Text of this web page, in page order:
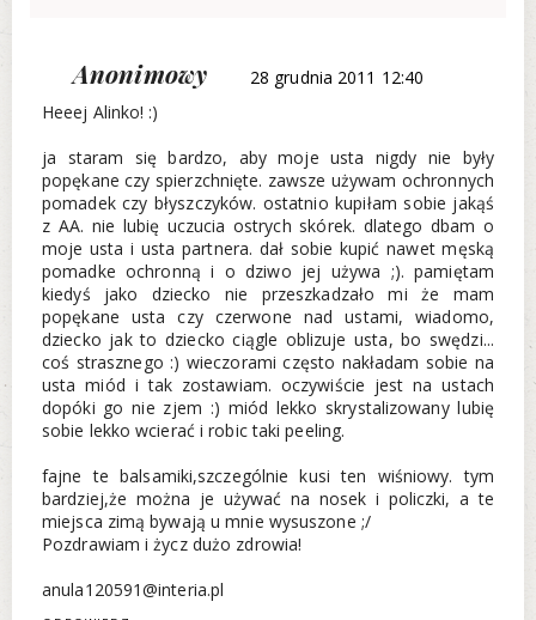
Anonimowy
28 grudnia 2011 12:40
Heeej Alinko! :)
ja staram się bardzo, aby moje usta nigdy nie były
popękane czy spierzchnięte. zawsze używam ochronnych
pomadek czy błyszczyków. ostatnio kupiłam sobie jakąś
z AA. nie lubię uczucia ostrych skórek. dlatego dbam o
moje usta i usta partnera. dał sobie kupić nawet męską
pomadke ochronną i o dziwo jej używa ;). pamiętam
kiedyś jako dziecko nie przeszkadzało mi że mam
popękane usta czy czerwone nad ustami, wiadomo,
dziecko jak to dziecko ciągle oblizuje usta, bo swędzi...
coś strasznego :) wieczorami często nakładam sobie na
usta miód i tak zostawiam. oczywiście jest na ustach
dopóki go nie zjem :) miód lekko skrystalizowany lubię
sobie lekko wcierać i robic taki peeling.
fajne te balsamiki,szczególnie kusi ten wiśniowy. tym
bardziej,że można je używać na nosek i policzki, a te
miejsca zimą bywają u mnie wysuszone ;/
Pozdrawiam i życz dużo zdrowia!
anula120591@interia.pl